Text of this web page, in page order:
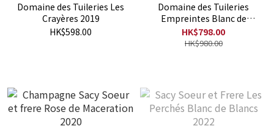
Domaine des Tuileries Les
Crayères 2019
HK$598.00
Domaine des Tuileries
Empreintes Blanc de
Noirs
HK$798.00
HK$980.00